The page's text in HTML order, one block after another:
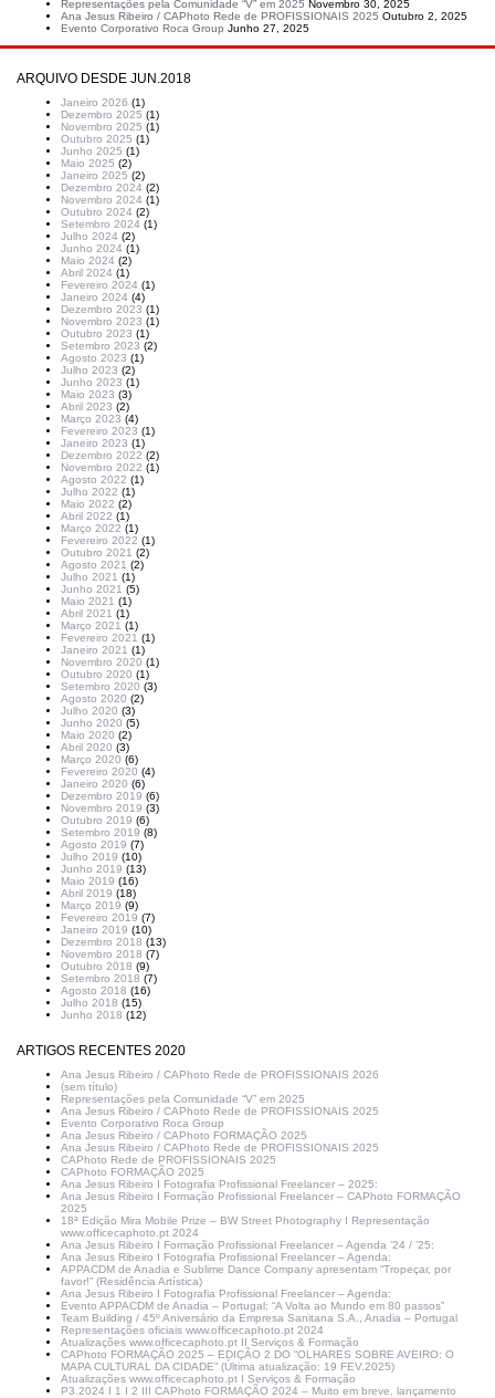
Representações pela Comunidade “V” em 2025 Novembro 30, 2025
Ana Jesus Ribeiro / CAPhoto Rede de PROFISSIONAIS 2025 Outubro 2, 2025
Evento Corporativo Roca Group Junho 27, 2025
ARQUIVO DESDE JUN.2018
Janeiro 2026 (1)
Dezembro 2025 (1)
Novembro 2025 (1)
Outubro 2025 (1)
Junho 2025 (1)
Maio 2025 (2)
Janeiro 2025 (2)
Dezembro 2024 (2)
Novembro 2024 (1)
Outubro 2024 (2)
Setembro 2024 (1)
Julho 2024 (2)
Junho 2024 (1)
Maio 2024 (2)
Abril 2024 (1)
Fevereiro 2024 (1)
Janeiro 2024 (4)
Dezembro 2023 (1)
Novembro 2023 (1)
Outubro 2023 (1)
Setembro 2023 (2)
Agosto 2023 (1)
Julho 2023 (2)
Junho 2023 (1)
Maio 2023 (3)
Abril 2023 (2)
Março 2023 (4)
Fevereiro 2023 (1)
Janeiro 2023 (1)
Dezembro 2022 (2)
Novembro 2022 (1)
Agosto 2022 (1)
Julho 2022 (1)
Maio 2022 (2)
Abril 2022 (1)
Março 2022 (1)
Fevereiro 2022 (1)
Outubro 2021 (2)
Agosto 2021 (2)
Julho 2021 (1)
Junho 2021 (5)
Maio 2021 (1)
Abril 2021 (1)
Março 2021 (1)
Fevereiro 2021 (1)
Janeiro 2021 (1)
Novembro 2020 (1)
Outubro 2020 (1)
Setembro 2020 (3)
Agosto 2020 (2)
Julho 2020 (3)
Junho 2020 (5)
Maio 2020 (2)
Abril 2020 (3)
Março 2020 (6)
Fevereiro 2020 (4)
Janeiro 2020 (6)
Dezembro 2019 (6)
Novembro 2019 (3)
Outubro 2019 (6)
Setembro 2019 (8)
Agosto 2019 (7)
Julho 2019 (10)
Junho 2019 (13)
Maio 2019 (16)
Abril 2019 (18)
Março 2019 (9)
Fevereiro 2019 (7)
Janeiro 2019 (10)
Dezembro 2018 (13)
Novembro 2018 (7)
Outubro 2018 (9)
Setembro 2018 (7)
Agosto 2018 (16)
Julho 2018 (15)
Junho 2018 (12)
ARTIGOS RECENTES 2020
Ana Jesus Ribeiro / CAPhoto Rede de PROFISSIONAIS 2026
(sem título)
Representações pela Comunidade “V” em 2025
Ana Jesus Ribeiro / CAPhoto Rede de PROFISSIONAIS 2025
Evento Corporativo Roca Group
Ana Jesus Ribeiro / CAPhoto FORMAÇÃO 2025
Ana Jesus Ribeiro / CAPhoto Rede de PROFISSIONAIS 2025
CAPhoto Rede de PROFISSIONAIS 2025
CAPhoto FORMAÇÃO 2025
Ana Jesus Ribeiro I Fotografia Profissional Freelancer – 2025:
Ana Jesus Ribeiro I Formação Profissional Freelancer – CAPhoto FORMAÇÃO
2025
18ª Edição Mira Mobile Prize – BW Street Photography I Representação
www.officecaphoto.pt 2024
Ana Jesus Ribeiro I Formação Profissional Freelancer – Agenda ’24 / ’25:
Ana Jesus Ribeiro I Fotografia Profissional Freelancer – Agenda:
APPACDM de Anadia e Sublime Dance Company apresentam “Tropeçar, por
favor!” (Residência Artística)
Ana Jesus Ribeiro I Fotografia Profissional Freelancer – Agenda:
Evento APPACDM de Anadia – Portugal: “A Volta ao Mundo em 80 passos”
Team Building / 45º Aniversário da Empresa Sanitana S.A., Anadia – Portugal
Representações oficiais www.officecaphoto.pt 2024
Atualizações www.officecaphoto.pt II Serviços & Formação
CAPhoto FORMAÇÃO 2025 – EDIÇÃO 2 DO “OLHARES SOBRE AVEIRO: O
MAPA CULTURAL DA CIDADE” (Última atualização: 19 FEV.2025)
Atualizações www.officecaphoto.pt I Serviços & Formação
P3.2024 I 1 I 2 III CAPhoto FORMAÇÃO 2024 – Muito em breve, lançamento